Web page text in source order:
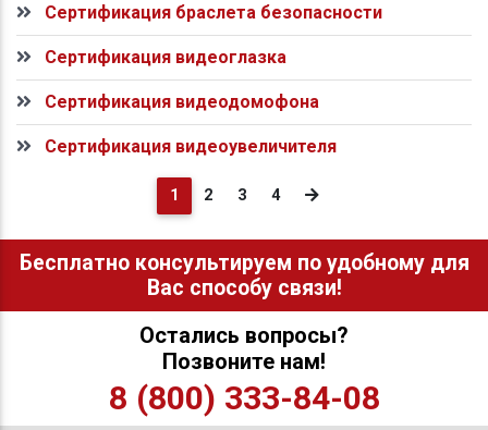
Сертификация браслета безопасности
Сертификация видеоглазка
Сертификация видеодомофона
Сертификация видеоувеличителя
1 (current)
2 3 4
Бесплатно консультируем по удобному для
Вас способу связи!
Остались вопросы?
Позвоните нам!
8 (800) 333-84-08